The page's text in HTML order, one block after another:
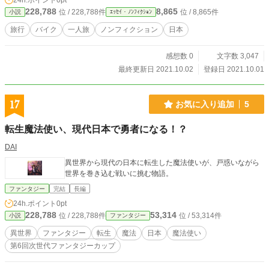
小説 228,788 位 / 228,788件 ｴｯｾｲ・ﾉﾝﾌｨｸｼｮﾝ 8,865 位 / 8,865件
旅行 バイク 一人旅 ノンフィクション 日本
感想数 0
文字数 3,047
最終更新日 2021.10.02
登録日 2021.10.01
17 お気に入り追加 5
転生魔法使い、現代日本で勇者になる！？
DAI
異世界から現代の日本に転生した魔法使いが、戸惑いながら
世界を巻き込む戦いに挑む物語。
ファンタジー 完結 長編
24h.ポイント 0pt
小説 228,788 位 / 228,788件 ファンタジー 53,314 位 / 53,314件
異世界 ファンタジー 転生 魔法 日本
魔法使い
第6回次世代ファンタジーカップ